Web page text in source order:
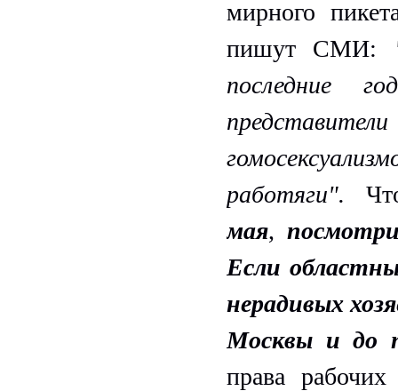
мирного
пишут СМИ:
последние
работяги".
мая,
Если
нерадивых
Москвы и до
права